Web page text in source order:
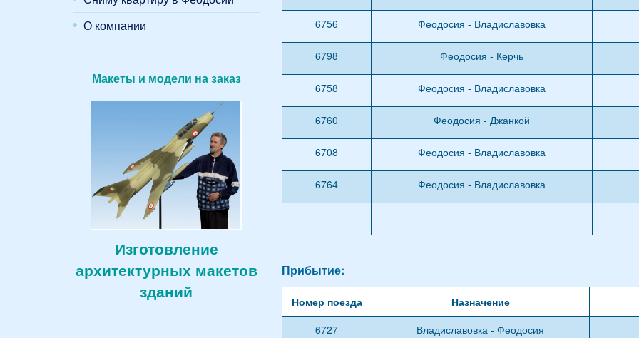
О компании
Макеты и модели на заказ
Изготовление
архитектурных макетов
зданий
6756 Феодосия - Владиславовка
6798 Феодосия - Керчь
6758 Феодосия - Владиславовка
6760 Феодосия - Джанкой
6708 Феодосия - Владиславовка
6764 Феодосия - Владиславовка
Прибытие:
Номер поезда Назначение
6727
Владиславовка - Феодосия